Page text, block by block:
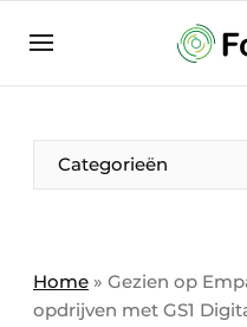
Bedrijven
Bedrijven
Direct contact
Eigen content
Categorieën
Home » Gezien op
opdrijven met GS1